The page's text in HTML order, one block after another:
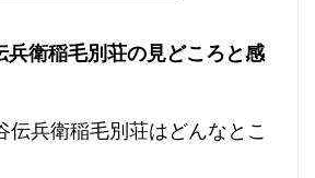
兵衛稲毛別荘の見どころと感
伝兵衛稲毛別荘はどんなとこ